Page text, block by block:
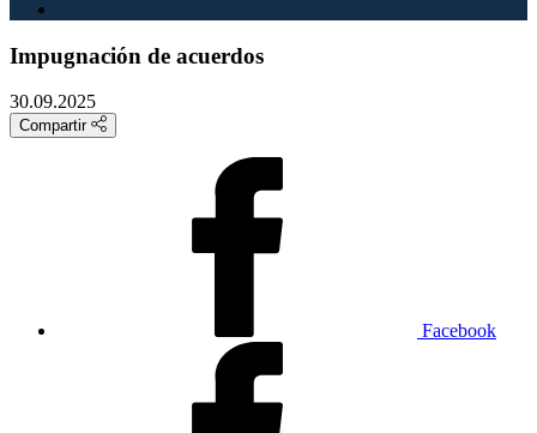
Impugnación de acuerdos
30.09.2025
Compartir
Facebook